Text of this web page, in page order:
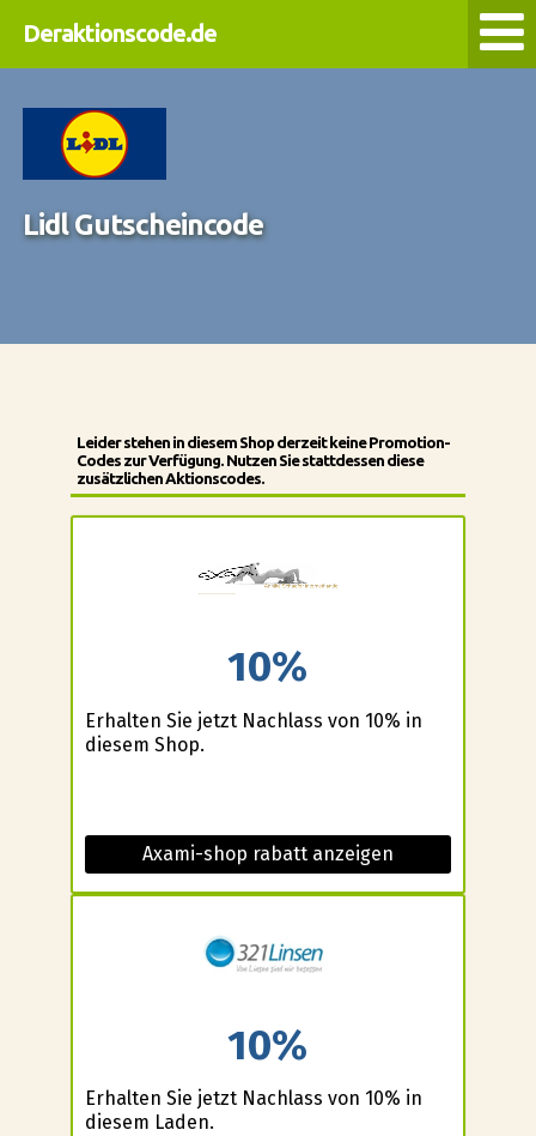
Deraktionscode.de
Lidl Gutscheincode
Leider stehen in diesem Shop derzeit keine Promotion-
Codes zur Verfügung. Nutzen Sie stattdessen diese
zusätzlichen Aktionscodes.
10%
Erhalten Sie jetzt Nachlass von 10% in
diesem Shop.
Axami-shop rabatt anzeigen
10%
Erhalten Sie jetzt Nachlass von 10% in
diesem Laden.